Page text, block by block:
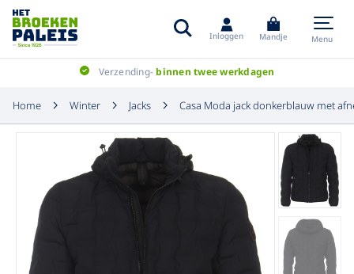
Inloggen Mandje Menu
Verzending- binnen twee werkdagen
Home Winter Jacks Casa Moda jack donkerblauw met